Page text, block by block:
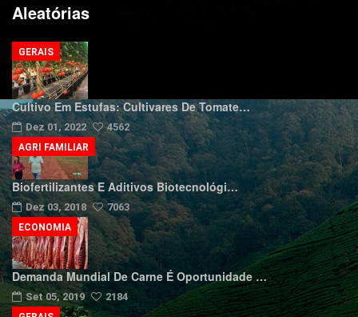
Aleatórias
Cultivo Em Estufas: Cultivares De Tomate…
Dez 01, 2022 4562
GERAIS
Biofertilizantes E Aditivos Biotecnológi…
Dez 03, 2018 7063
AGRI FAMILIAR
Demanda Mundial De Carne É Oportunidade …
Set 05, 2019 2184
ECONOMIA